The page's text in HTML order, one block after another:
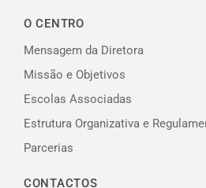
O CENTRO
Mensagem da Diretora
Missão e Objetivos
Escolas Associadas
Estrutura Organizativa e
Parcerias
CONTACTOS